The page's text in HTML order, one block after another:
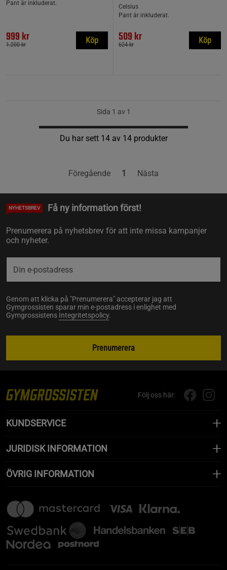
Pant är inkluderat.
999 kr
1.200 kr Köp
Celsius
Pant är inkluderat.
509 kr
624 kr Köp
Sida 1 av 1
Du har sett 14 av 14 produkter
Föregående 1 Nästa
NYHETSBREV Få ny information först!
Prenumerera på nyhetsbrev för att inte missa kampanjer
och nyheter.
Genom att klicka på "Prenumerera" accepterar jag att
Gymgrossisten sparar min e-postadress i enlighet med
Gymgrossistens Integritetspolicy.
Prenumerera
Följ oss här:
KUNDSERVICE
JURIDISK INFORMATION
ÖVRIG INFORMATION